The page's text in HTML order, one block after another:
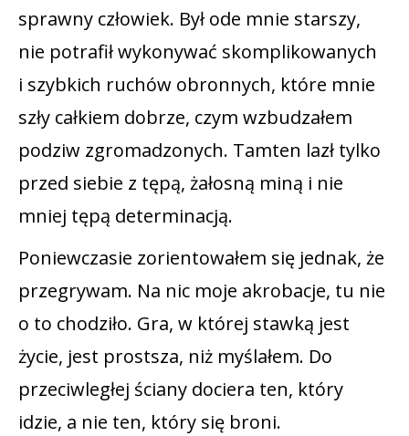
sprawny człowiek. Był ode mnie starszy,
nie potrafił wykonywać skomplikowanych
i szybkich ruchów obronnych, które mnie
szły całkiem dobrze, czym wzbudzałem
podziw zgromadzonych. Tamten lazł tylko
przed siebie z tępą, żałosną miną i nie
mniej tępą determinacją.
Poniewczasie zorientowałem się jednak, że
przegrywam. Na nic moje akrobacje, tu nie
o to chodziło. Gra, w której stawką jest
życie, jest prostsza, niż myślałem. Do
przeciwległej ściany dociera ten, który
idzie, a nie ten, który się broni.